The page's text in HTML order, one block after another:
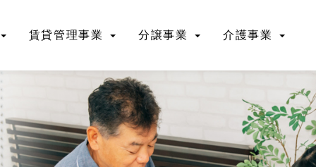
賃貸管理事業 分譲事業 介護事業